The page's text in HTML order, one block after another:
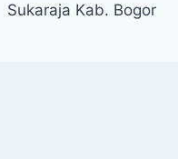
Sukaraja Kab. Bogor